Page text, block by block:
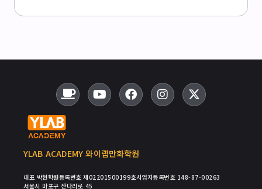
YLAB ACADEMY 와이랩만화학원
대표 박현학원등록번호 제02201500199호사업자등록번호 148-87-00263
서울시 마포구 잔다리로 45